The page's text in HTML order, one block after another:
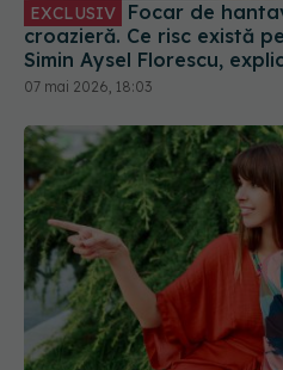
EXCLUSIV
croazieră. Ce risc există
Simin Aysel Florescu,
07 mai 2026, 18:03